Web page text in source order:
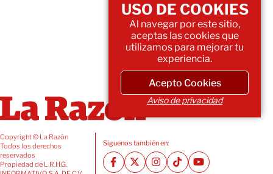
Copyright © La Razón
Todos los derechos
reservados
Propiedad de L.R.H.G.
Siguenos también en:
USO DE COOKIES
Al navegar por este sitio,
aceptas las cookies que
utilizamos para mejorar tu
experiencia.
Acepto Cookies
Aviso de privacidad